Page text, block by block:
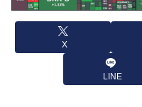
X
LINE